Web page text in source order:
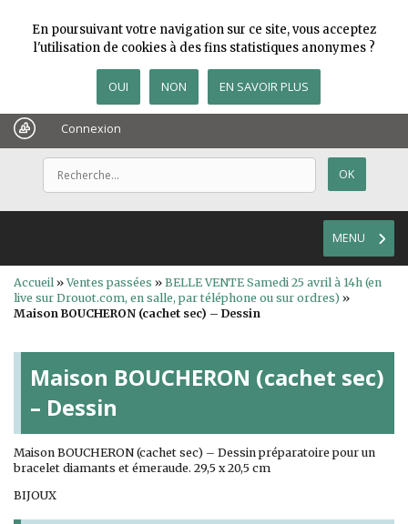
Connexion
MENU
Accueil»Ventes passées » BELLE VENTE Samedi 25 avril à 14h (en
live sur Drouot.com, en salle, par téléphone ou sur ordres) »
Maison BOUCHERON (cachet sec) – Dessin
Maison BOUCHERON (cachet sec)
– Dessin
Maison BOUCHERON (cachet sec) – Dessin préparatoire pour un
bracelet diamants et émeraude. 29,5 x 20,5 cm
BIJOUX
En poursuivant votre navigation sur ce site, vous acceptez
l'utilisation de cookies à des fins statistiques anonymes ?
OUI NON EN SAVOIR PLUS